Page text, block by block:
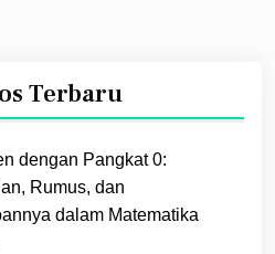
Terbaru
dengan Pangkat 0:
Rumus, dan
dalam Matematika